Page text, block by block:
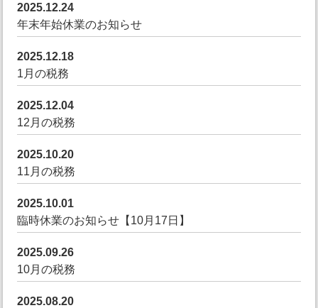
2025.12.24
年末年始休業のお知らせ
2025.12.18
1月の税務
2025.12.04
12月の税務
2025.10.20
11月の税務
2025.10.01
臨時休業のお知らせ【10月17日】
2025.09.26
10月の税務
2025.08.20